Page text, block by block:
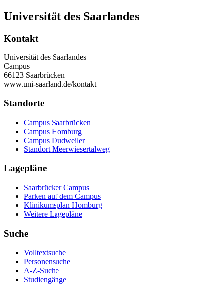
Universität des Saarlandes
Kontakt
Universität des Saarlandes
Campus
66123 Saarbrücken
www.uni-saarland.de/kontakt
Standorte
Campus Saarbrücken
Campus Homburg
Campus Dudweiler
Standort Meerwiesertalweg
Lagepläne
Saarbrücker Campus
Parken auf dem Campus
Klinikumsplan Homburg
Weitere Lagepläne
Suche
Volltextsuche
Personensuche
A-Z-Suche
Studiengänge